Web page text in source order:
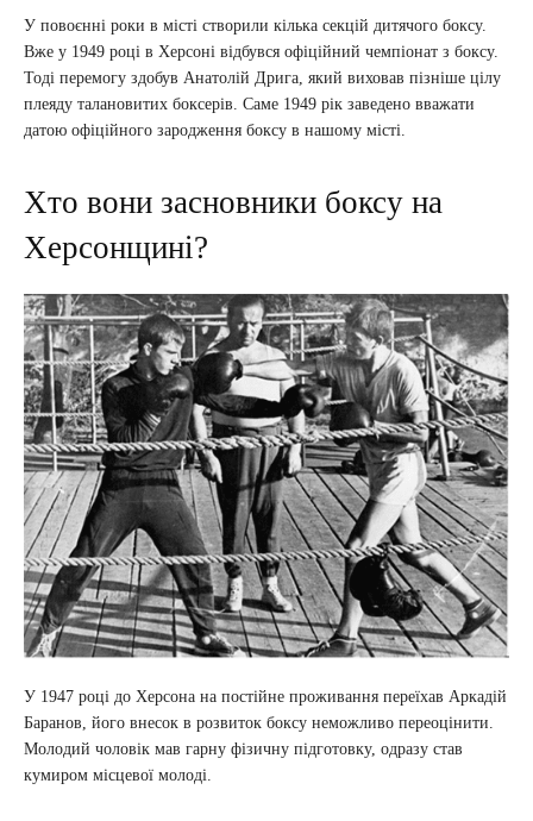
У повоєнні роки в місті створили кілька секцій дитячого боксу.
Вже у 1949 році в Херсоні відбувся офіційний чемпіонат з боксу.
Тоді перемогу здобув Анатолій Дрига, який виховав пізніше цілу
плеяду талановитих боксерів. Саме 1949 рік заведено вважати
датою офіційного зародження боксу в нашому місті.
Хто вони засновники боксу на
Херсонщині?
У 1947 році до Херсона на постійне проживання переїхав Аркадій
Баранов, його внесок в розвиток боксу неможливо переоцінити.
Молодий чоловік мав гарну фізичну підготовку, одразу став
кумиром місцевої молоді.